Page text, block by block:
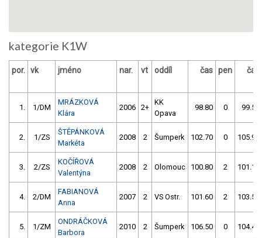
kategorie K1W
por. vk jméno nar. vt oddíl čas pen čas
1. 1/DM
MRÁZKOVÁ
Klára
2006 2+
KK
Opava
98.80 0 99.50
2. 1/ZS
ŠTĚPÁNKOVÁ
Markéta
2008 2 Šumperk 102.70 0 105.90
3. 2/ZS
KOČÍŘOVÁ
Valentýna
2008 2 Olomouc 100.80 2 101.10
4. 2/DM
FABIANOVÁ
Anna
2007 2 VS Ostr. 101.60 2 103.50
5. 1/ZM
ONDRÁČKOVÁ
Barbora
2010 2 Šumperk 106.50 0 104.40